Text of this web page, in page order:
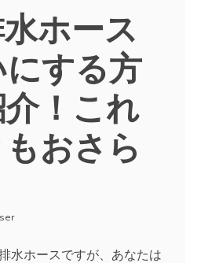
ホース
する方
！これ
おさら
水ホースですが、あなたは